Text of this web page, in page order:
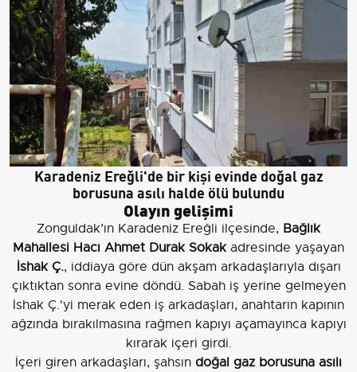
Karadeniz Ereğli'de bir kişi evinde doğal gaz
borusuna asılı halde ölü bulundu
Olayın gelişimi
Zonguldak’ın Karadeniz Ereğli ilçesinde, Bağlık
Mahallesi Hacı Ahmet Durak Sokakadresinde yaşayan
İshak Ç., iddiaya göre dün akşam arkadaşlarıyla dışarı
çıktıktan sonra evine döndü. Sabah iş yerine gelmeyen
İshak Ç.'yi merak eden iş arkadaşları, anahtarın kapının
ağzında bırakılmasına rağmen kapıyı açamayınca kapıyı
kırarak içeri girdi.
İçeri giren arkadaşları, şahsın doğal gaz borusuna asılı